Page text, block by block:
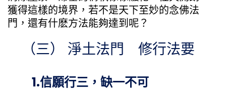
獲得這樣的境界，若不是天下至妙的念佛法
門，還有什麽方法能夠達到呢？
（三） 淨土法門 修行法要
1.信願行三，缺一不可